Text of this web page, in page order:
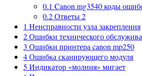
0.1 Canon mg3540 коды
0.2Ответы 2
1 Неисправности узла закрепления
2Ошибки технического
3 Ошибки принтера canon mp250
4Ошибка сканирующего модуля
5 Индикатор «молния» мигает